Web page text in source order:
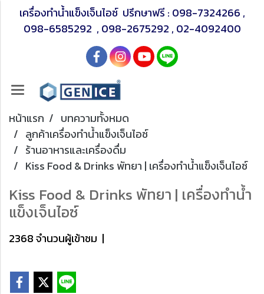
เครื่องทำน้ำแข็งเจ็นไอซ์ ปรึกษาฟรี : 098-7324266 ,
098-6585292 , 098-2675292 , 02-4092400
หน้าแรก
บทความทั้งหมด
ลูกค้าเครื่องทำน้ำแข็งเจ็นไอซ์
ร้านอาหารและเครื่องดื่ม
Kiss Food & Drinks พัทยา | เครื่องทำน้ำแข็งเจ็นไอซ์
Kiss Food & Drinks พัทยา | เครื่องทำน้ำ
แข็งเจ็นไอซ์
2368 จำนวนผู้เข้าชม |